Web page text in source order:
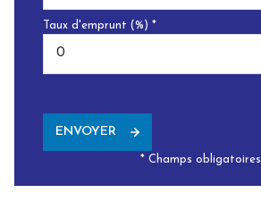
Taux d'emprunt (%) *
ENVOYER
* Champs obligatoires